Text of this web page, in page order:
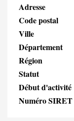
Adresse
Code postal
Ville
Département
Région
Statut
Début d'activité
Numéro SIRET